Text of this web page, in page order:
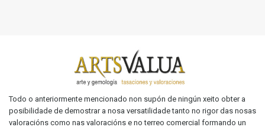
Todo o anteriormente mencionado non supón de ningún xeito obter a
posibilidade de demostrar a nosa versatilidade tanto no rigor das nosas
valoracións como nas valoracións e no terreo comercial formando un